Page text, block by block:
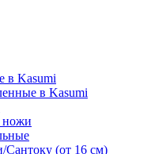
в Kasumi
в Kasumi
ножи
(от 16 см)